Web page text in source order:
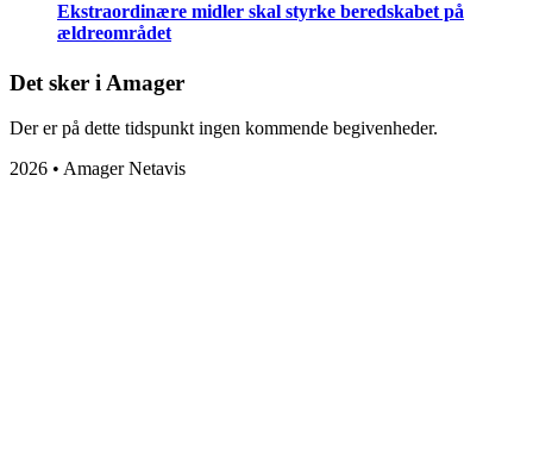
Ekstraordinære midler skal styrke beredskabet på
ældreområdet
Det sker i Amager
Der er på dette tidspunkt ingen kommende begivenheder.
2026 • Amager Netavis